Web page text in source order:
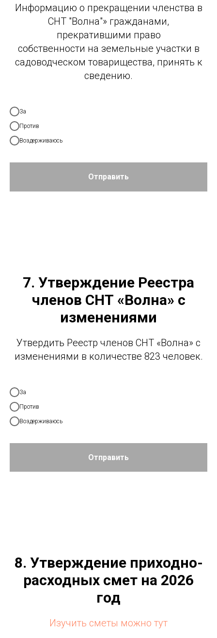
Информацию о прекращении членства в
СНТ "Волна"» гражданами,
прекратившими право
собственности на земельные участки в
садоводческом товарищества, принять к
сведению.
За
Против
Воздерживаюсь
Отправить
7. Утверждение Реестра
членов СНТ «Волна» с
изменениями
Утвердить Реестр членов СНТ «Волна» с
изменениями в количестве 823 человек.
За
Против
Воздерживаюсь
Отправить
8. Утверждение приходно-
расходных смет на 2026
год
Изучить сметы можно тут